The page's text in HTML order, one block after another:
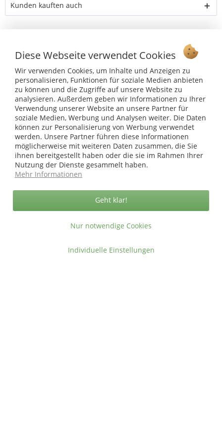
Kunden kauften auch
Vertrag widerrufen
Ab 75 € versandkostenfrei *
Service Hotline
Shop Service
Informationen
* bei Paketversand. Alle Preise inkl. gesetzl. Mehrwertsteuer zzgl.
Versandkosten.
Copyright © afp marketing gmbh - Alle Rechte vorbehalten
Sicher zahlen in unserem Onlineshop
Diese Webseite verwendet Cookies
Wir verwenden Cookies, um Inhalte und Anzeigen zu
personalisieren, Funktionen für soziale Medien anbieten
zu können und die Zugriffe auf unsere Website zu
analysieren. Außerdem geben wir Informationen zu Ihrer
Verwendung unserer Website an unsere Partner für
soziale Medien, Werbung und Analysen weiter. Die Daten
können zur Personalisierung von Werbung verwendet
werden. Unsere Partner führen diese Informationen
möglicherweise mit weiteren Daten zusammen, die Sie
ihnen bereitgestellt haben oder die sie im Rahmen Ihrer
Nutzung der Dienste gesammelt haben.
Mehr Informationen
Nur notwendige Cookies
Geht klar!
Individuelle Einstellungen